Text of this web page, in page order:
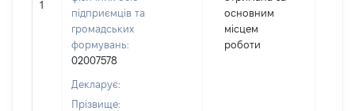
1
підприємців та
громадських
формувань:
02007578
Декларує:
Прізвище:
основним
місцем
роботи